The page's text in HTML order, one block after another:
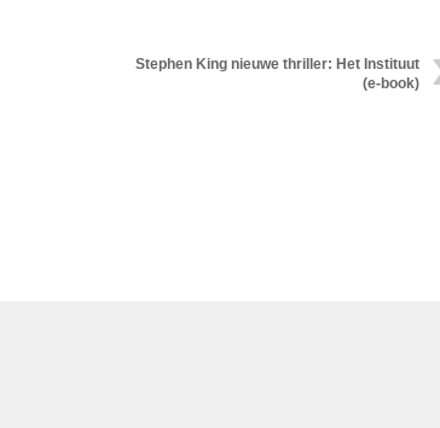
Stephen King nieuwe thriller: Het Instituut
(e-book)